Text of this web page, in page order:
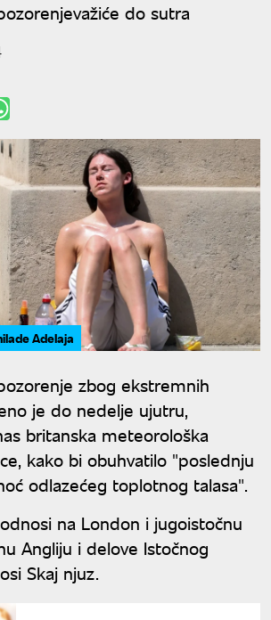
do sutra
Adelaja
zbog ekstremnih
je do nedelje ujutru,
britanska meteorološka
kako bi obuhvatilo "poslednju
odlazećeg toplotnog talasa".
na London i jugoistočnu
Angliju i delove Istočnog
Skaj njuz.